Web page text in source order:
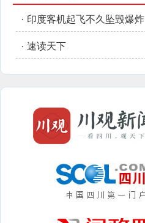
· 印度客机起飞不久坠毁爆炸
· 速读天下